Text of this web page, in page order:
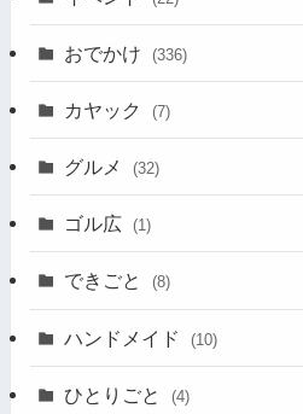
おでかけ (336)
カヤック (7)
グルメ (32)
ゴル広 (1)
できごと (8)
ハンドメイド (10)
ひとりごと (4)